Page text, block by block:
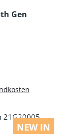
Gen
NEW IN